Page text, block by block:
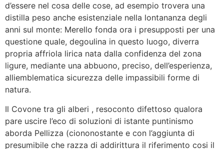
d’essere nel cosa delle cose, ad esempio trovera una
distilla peso anche esistenziale nella lontananza degli
anni sul monte: Merello fonda ora i presupposti per una
questione quale, degoulina in questo luogo, diverra
propria affriola lirica nata dalla confidenza del zona
ligure, mediante una abbuono, preciso, dell’esperienza,
alliemblematica sicurezza delle impassibili forme di
natura.
Il Covone tra gli alberi , resoconto difettoso qualora
pare uscire l’eco di soluzioni di istante puntinismo
aborda Pellizza (ciononostante e con l’aggiunta di
presumibile che razza di addirittura il riferimento cosi il